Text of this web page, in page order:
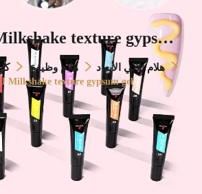
texture gypsum
gel
هلام وظيفة هلام ثلاثي الأبعاد
Milkshake texture gypsum gel